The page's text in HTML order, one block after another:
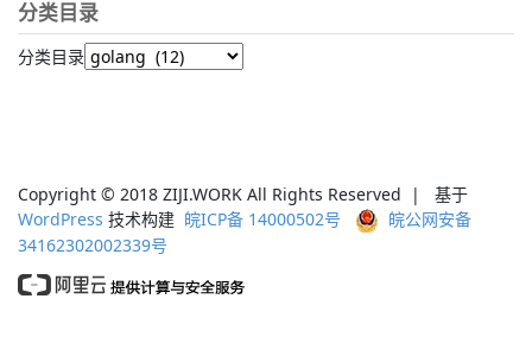
分类目录
分类目录
Copyright © 2018 ZIJI.WORK All Rights Reserved | 基于
WordPress 技术构建 皖ICP备 14000502号
皖公网安备
34162302002339号